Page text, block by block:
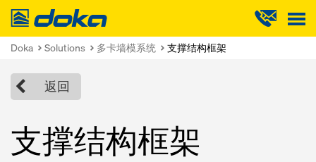
Doka
Doka Solutions 多卡墙模系统 支撑结构框架
返回
支撑结构框架